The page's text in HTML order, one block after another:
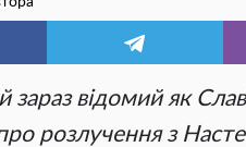
зараз відомий як
розлучення з